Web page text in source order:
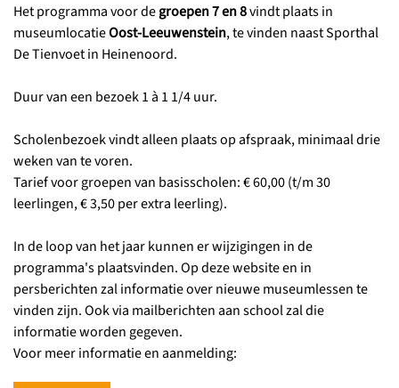
Het programma voor degroepen 7 en 8vindt plaats in
museumlocatieOost-Leeuwenstein, te vinden naast Sporthal
De Tienvoet in Heinenoord.
Duur van een bezoek 1 à 1 1/4 uur.
Scholenbezoek vindt alleen plaats op afspraak, minimaal drie
weken van te voren.
Tarief voor groepen van basisscholen: € 60,00 (t/m 30
leerlingen, € 3,50 per extra leerling).
In de loop van het jaar kunnen er wijzigingen in de
programma's plaatsvinden. Op deze website en in
persberichten zal informatie over nieuwe museumlessen te
vinden zijn. Ook via mailberichten aan school zal die
informatie worden gegeven.
Voor meer informatie en aanmelding: